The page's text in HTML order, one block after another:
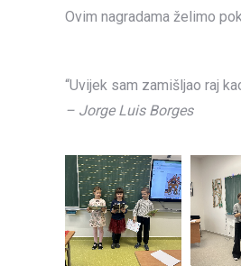
Ovim nagradama želimo
“Uvijek sam zamišljao raj
– Jorge Luis Borges